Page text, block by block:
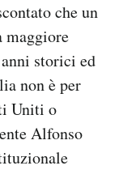
che un
maggiore
storici ed
non è per
Uniti o
Alfonso